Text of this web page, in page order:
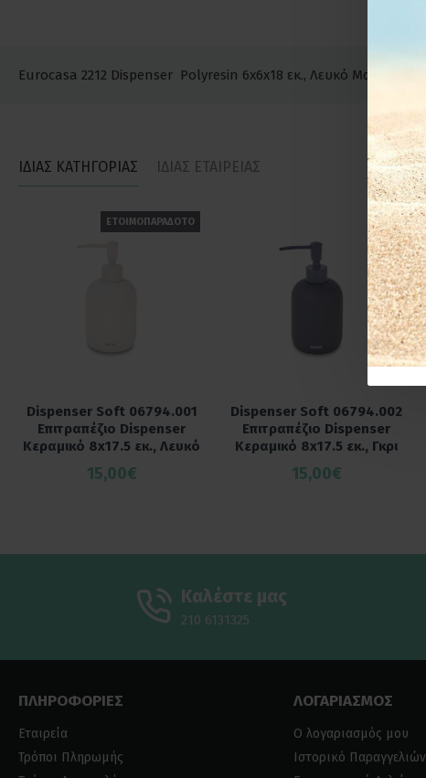
Eurocasa 2212 Dispenser Polyresin 6x6x18 εκ., Λευκό Μαύρο
ΙΔΙΑΣ ΚΑΤΗΓΟΡΙΑΣ ΙΔΙΑΣ ΕΤΑΙΡΕΙΑΣ
ΕΤΟΙΜΟΠΑΡΑΔΟΤΟ
Dispenser Soft 06794.001
Επιτραπέζιο Dispenser
Κεραμικό 8x17.5 εκ., Λευκό
15,00€
Dispenser Soft 06794.002
Επιτραπέζιο Dispenser
Κεραμικό 8x17.5 εκ., Γκρι
15,00€
Καλέστε μας
210 6131325
ΠΛΗΡΟΦΟΡΙΕΣ
Εταιρεία
Τρόποι Πληρωμής
ΛΟΓΑΡΙΑΣΜΟΣ
Ο λογαριασμός μου
Ιστορικό Παραγγελιών